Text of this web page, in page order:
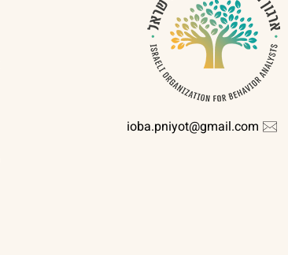
ioba.pniyot@gmail.com